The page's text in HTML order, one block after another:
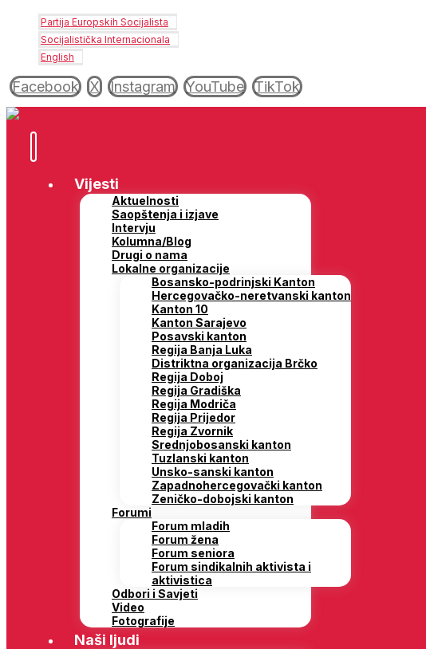
Partija Europskih Socijalista
Socijalistička Internacionala
English
Facebook X Instagram YouTube TikTok
Vijesti
Aktuelnosti
Saopštenja i izjave
Intervju
Kolumna/Blog
Drugi o nama
Lokalne organizacije
Bosansko-podrinjski Kanton
Hercegovačko-neretvanski kanton
Kanton 10
Kanton Sarajevo
Posavski kanton
Regija Banja Luka
Distriktna organizacija Brčko
Regija Doboj
Regija Gradiška
Regija Modriča
Regija Prijedor
Regija Zvornik
Srednjobosanski kanton
Tuzlanski kanton
Unsko-sanski kanton
Zapadnohercegovački kanton
Zeničko-dobojski kanton
Forumi
Forum mladih
Forum žena
Forum seniora
Forum sindikalnih aktivista i
aktivistica
Odbori i Savjeti
Video
Fotografije
Naši ljudi